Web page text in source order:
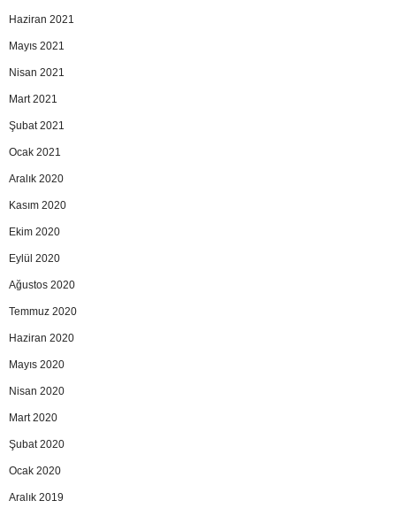
Haziran 2021
Mayıs 2021
Nisan 2021
Mart 2021
Şubat 2021
Ocak 2021
Aralık 2020
Kasım 2020
Ekim 2020
Eylül 2020
Ağustos 2020
Temmuz 2020
Haziran 2020
Mayıs 2020
Nisan 2020
Mart 2020
Şubat 2020
Ocak 2020
Aralık 2019